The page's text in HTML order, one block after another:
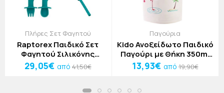
Πλήρες Σετ Φαγητού
Raptorex Παιδικό Σετ
Φαγητού Σιλικόνης
Πράσινος Δεινόσαυρος 5
Τεμαχίων
29,05€ από 41,50€
Παγούρια
Kido Ανοξείδωτο Παιδικό
Παγούρι με Θήκη 350ml
Δεινόσαυρος
13,93€ από 19,90€